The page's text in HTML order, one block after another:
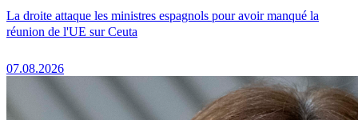
La droite attaque les ministres espagnols pour avoir manqué la
réunion de l'UE sur Ceuta
07.08.2026